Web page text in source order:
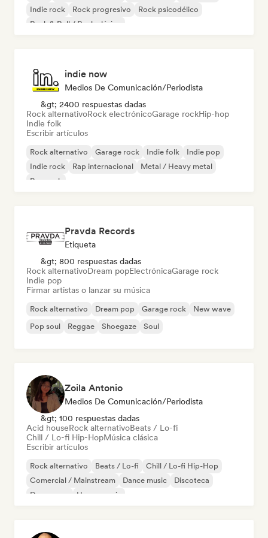
Indie rock Rock progresivo
Rock psicodélico
Rock & Roll / Rock clásico
indie now
Medios De Comunicación/Periodista
&gt; 2400 respuestas dadas
Rock alternativoRock electrónicoGarage rockHip-hop
Indie folk
Escribir artículos
Rock alternativo Garage rock Indie folk
Indie pop
Indie rock
Rap internacional
Metal / Heavy metal
Pop rock
Pravda Records
Etiqueta
&gt; 800 respuestas dadas
Rock alternativoDream popElectrónicaGarage rock
Indie pop
Firmar artistas o lanzar su música
Rock alternativo Dream pop Garage rock
New wave
Pop soul
Reggae Shoegaze Soul
Zoila Antonio
Medios De Comunicación/Periodista
&gt; 100 respuestas dadas
Acid houseRock alternativoBeats / Lo-fi
Chill / Lo-fi Hip-HopMúsica clásica
Escribir artículos
Rock alternativo Beats / Lo-fi
Chill / Lo-fi Hip-Hop
Comercial / Mainstream
Dance music
Discoteca
Dream pop
House music